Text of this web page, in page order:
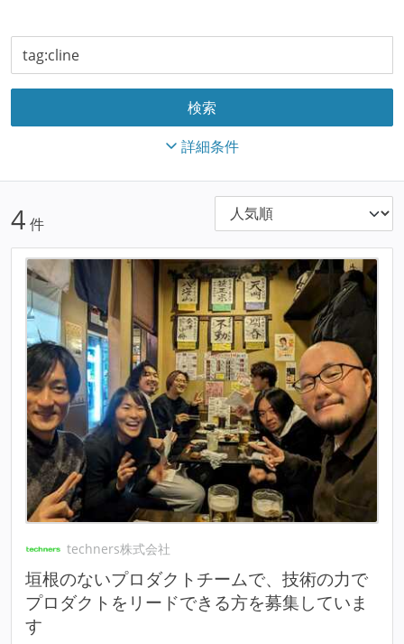
詳細条件
4 件
techners株式会社
垣根のないプロダクトチームで、技術の力で
プロダクトをリードできる方を募集していま
す